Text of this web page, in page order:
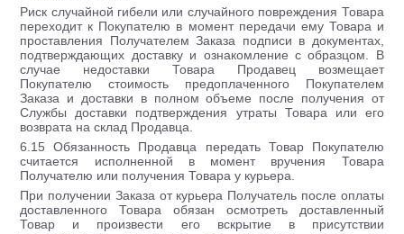
Риск случайной гибели или случайного повреждения Товара
переходит к Покупателю в момент передачи ему Товара и
проставления Получателем Заказа подписи в документах,
подтверждающих доставку и ознакомление с образцом. В
случае недоставки Товара Продавец возмещает
Покупателю стоимость предоплаченного Покупателем
Заказа и доставки в полном объеме после получения от
Службы доставки подтверждения утраты Товара или его
возврата на склад Продавца.
6.15 Обязанность Продавца передать Товар Покупателю
считается исполненной в момент вручения Товара
Получателю или получения Товара у курьера.
При получении Заказа от курьера Получатель после оплаты
доставленного Товара обязан осмотреть доставленный
Товар и произвести его вскрытие в присутствии